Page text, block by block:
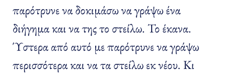
παρότρυνε να δοκιμάσω να γράψω ένα
διήγημα και να της το στείλω. Το έκανα.
Ύστερα από αυτό με παρότρυνε να γράψω
περισσότερα και να τα στείλω εκ νέου. Κι